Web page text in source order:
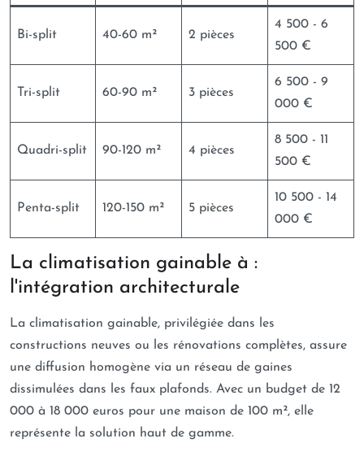
Bi-split 40-60 m² 2 pièces
4 500 - 6
500 €
Tri-split 60-90 m² 3 pièces
6 500 - 9
000 €
Quadri-split 90-120 m² 4 pièces
8 500 - 11
500 €
Penta-split 120-150 m² 5 pièces
10 500 - 14
000 €
La climatisation gainable à :
l'intégration architecturale
La climatisation gainable, privilégiée dans les
constructions neuves ou les rénovations complètes, assure
une diffusion homogène via un réseau de gaines
dissimulées dans les faux plafonds. Avec un budget de 12
000 à 18 000 euros pour une maison de 100 m², elle
représente la solution haut de gamme.